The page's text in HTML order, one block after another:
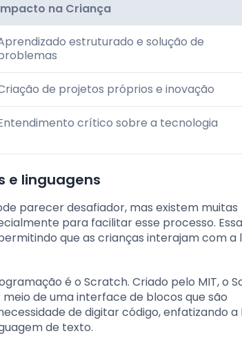
na Criança
estruturado e solução de
de projetos próprios e inovação
crítico sobre a tecnologia
e linguagens
parecer desafiador, mas existem muitas
para facilitar esse processo.
que as crianças interajam com a
é o Scratch. Criado pelo MIT, o
de uma interface de blocos que são
de digitar código, enfatizando a
de texto.